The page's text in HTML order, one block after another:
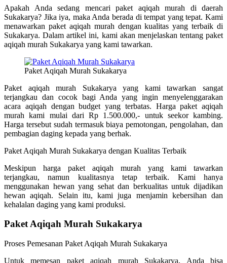
Apakah Anda sedang mencari paket aqiqah murah di daerah
Sukakarya? Jika iya, maka Anda berada di tempat yang tepat. Kami
menawarkan paket aqiqah murah dengan kualitas yang terbaik di
Sukakarya. Dalam artikel ini, kami akan menjelaskan tentang paket
aqiqah murah Sukakarya yang kami tawarkan.
Paket Aqiqah Murah Sukakarya
Paket aqiqah murah Sukakarya yang kami tawarkan sangat
terjangkau dan cocok bagi Anda yang ingin menyelenggarakan
acara aqiqah dengan budget yang terbatas. Harga paket aqiqah
murah kami mulai dari Rp 1.500.000,- untuk seekor kambing.
Harga tersebut sudah termasuk biaya pemotongan, pengolahan, dan
pembagian daging kepada yang berhak.
Paket Aqiqah Murah Sukakarya dengan Kualitas Terbaik
Meskipun harga paket aqiqah murah yang kami tawarkan
terjangkau, namun kualitasnya tetap terbaik. Kami hanya
menggunakan hewan yang sehat dan berkualitas untuk dijadikan
hewan aqiqah. Selain itu, kami juga menjamin kebersihan dan
kehalalan daging yang kami produksi.
Paket Aqiqah Murah Sukakarya
Proses Pemesanan Paket Aqiqah Murah Sukakarya
Untuk memesan paket aqiqah murah Sukakarya, Anda bisa